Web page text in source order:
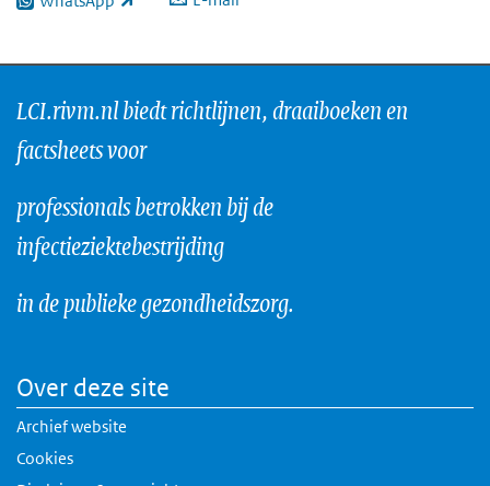
(externe link)
LCI.rivm.nl biedt richtlijnen, draaiboeken en
factsheets voor
professionals betrokken bij de
infectieziektebestrijding
in de publieke gezondheidszorg.
Over deze site
Archief website
Cookies